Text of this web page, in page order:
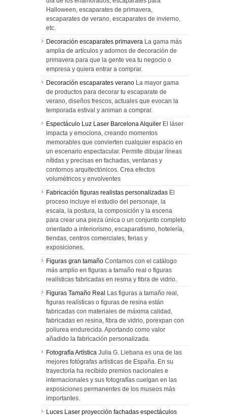
Halloween, escaparates de primavera,
escaparates de verano, escaparates de invierno,
etc.
Decoración escaparates primavera La gama más
amplia de artículos y adornos de decoración de
primavera para que la gente vea tu negocio o
empresa y quiera entrar a comprar.
Decoración escaparates verano La mayor gama
de productos para decorar tu escaparate de
verano, diseños frescos, actuales que evocan la
temporada estival y animan a comprar.
Espectáculo Luz Laser Barcelona Alquiler El láser
impacta y emociona, creando momentos
memorables que convierten cualquier espacio en
un escenario espectacular. Permite dibujar líneas
nítidas y precisas en fachadas, ventanas y
contornos arquitectónicos. Crea efectos
volumétricos y envolventes
Fabricación figuras realistas personalizadas El
proceso incluye el estudio del personaje, la
escala, la postura, la composición y la escena
para crear una pieza única o un conjunto completo
orientado a interiorismo, escaparatismo, hotelería,
tiendas, centros comerciales, ferias y
exposiciones.
Figuras gran tamaño Contamos con el catálogo
más amplio en figuras a tamaño real o figuras
realísticas fabricadas en resina y fibra de vidrio.
Figuras Tamaño Real Las figuras a tamaño real,
figuras realísticas o figuras de resina están
fabricadas con materiales de máxima calidad,
fabricadas en resina, fibra de vidrio, porexpan con
poliurea endurecida. Aportando como valor
añadido la fabricación personalizada.
Fotografía Artística Julia G. Liebana es una de las
mejores fotógrafas artísticas de España. En su
trayectoria ha recibido premios nacionales e
internacionales y sus fotografías cuelgan en las
exposiciones permanentes de los museos más
importantes.
Luces Laser proyección fachadas espectáculos